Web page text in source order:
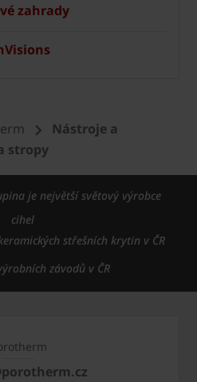
zahrady
Nástroje a
stropy
je největší světový výrobce
cihel
střešních krytin v ČR
závodů v ČR